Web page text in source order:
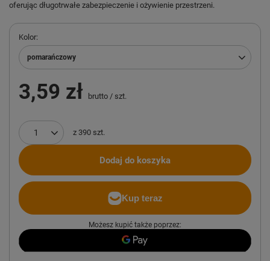
oferując długotrwałe zabezpieczenie i ożywienie przestrzeni.
Kolor
pomarańczowy
3,59 zł brutto / szt.
z 390 szt.
Dodaj do koszyka
Możesz kupić także poprzez: